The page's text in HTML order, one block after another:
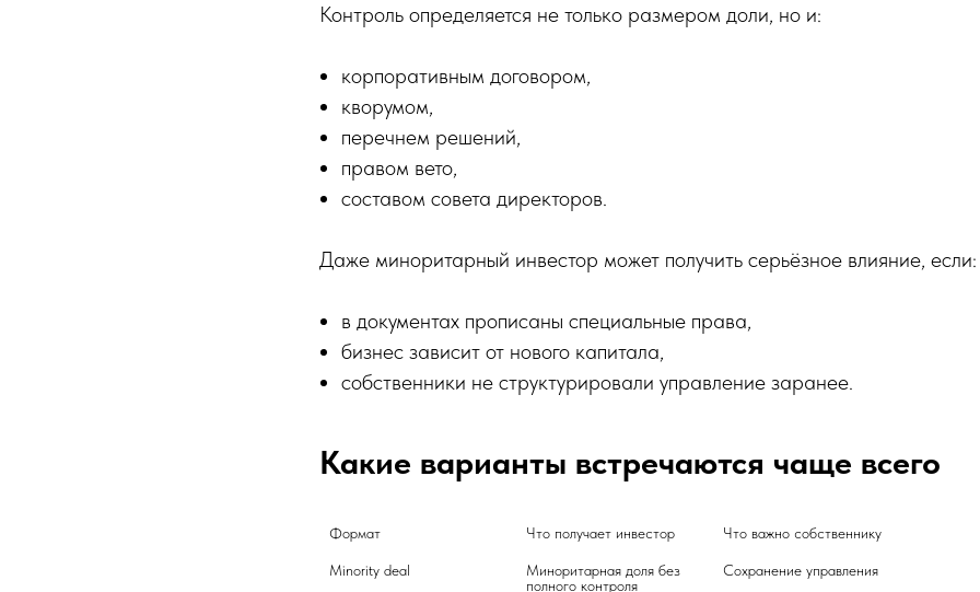
Контроль определяется не только размером доли, но и:
корпоративным договором,
кворумом,
перечнем решений,
правом вето,
составом совета директоров.
Даже миноритарный инвестор может получить серьёзное влияние, если:
в документах прописаны специальные права,
бизнес зависит от нового капитала,
собственники не структурировали управление заранее.
Какие варианты встречаются чаще всего
Формат
Миноритарная доля без